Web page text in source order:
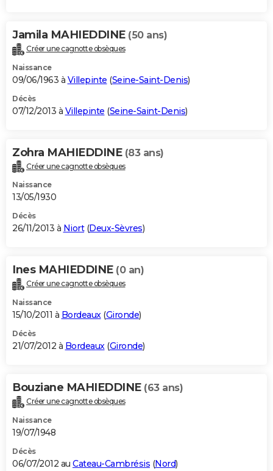
Jamila MAHIEDDINE (50 ans)
Créer une cagnotte obsèques
Naissance
09/06/1963 à Villepinte (Seine-Saint-Denis)
Décès
07/12/2013 à Villepinte (Seine-Saint-Denis)
Zohra MAHIEDDINE (83 ans)
Créer une cagnotte obsèques
Naissance
13/05/1930
Décès
26/11/2013 à Niort(Deux-Sèvres)
Ines MAHIEDDINE (0 an)
Créer une cagnotte obsèques
Naissance
15/10/2011 à Bordeaux(Gironde)
Décès
21/07/2012 à Bordeaux(Gironde)
Bouziane MAHIEDDINE (63 ans)
Créer une cagnotte obsèques
Naissance
19/07/1948
Décès
06/07/2012 au Cateau-Cambrésis (Nord)